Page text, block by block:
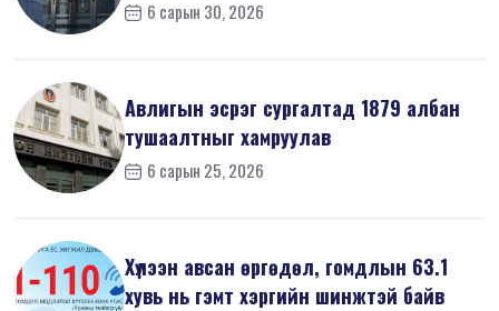
мэдүүл...
6 сарын 30, 2026
Авлигын эсрэг сургалтад 1879 албан
тушаалтныг хамруулав
6 сарын 25, 2026
Хүлээн авсан өргөдөл, гомдлын 63.1
хувь нь гэмт хэргийн шинжтэй байв